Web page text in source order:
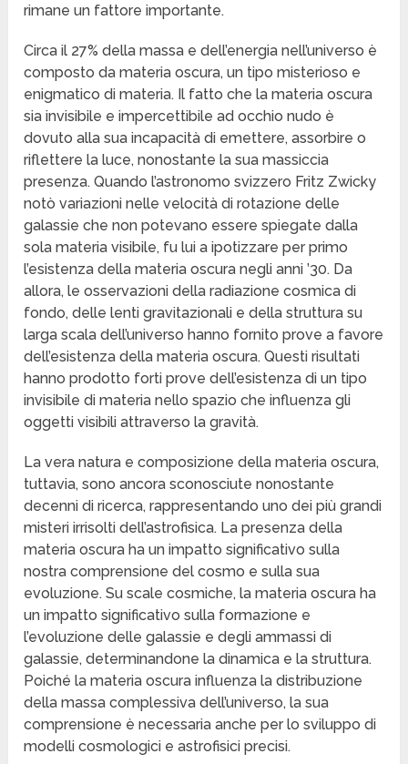
rimane un fattore importante.
Circa il 27% della massa e dell’energia nell’universo è
composto da materia oscura, un tipo misterioso e
enigmatico di materia. Il fatto che la materia oscura
sia invisibile e impercettibile ad occhio nudo è
dovuto alla sua incapacità di emettere, assorbire o
riflettere la luce, nonostante la sua massiccia
presenza. Quando l’astronomo svizzero Fritz Zwicky
notò variazioni nelle velocità di rotazione delle
galassie che non potevano essere spiegate dalla
sola materia visibile, fu lui a ipotizzare per primo
l’esistenza della materia oscura negli anni ’30. Da
allora, le osservazioni della radiazione cosmica di
fondo, delle lenti gravitazionali e della struttura su
larga scala dell’universo hanno fornito prove a favore
dell’esistenza della materia oscura. Questi risultati
hanno prodotto forti prove dell’esistenza di un tipo
invisibile di materia nello spazio che influenza gli
oggetti visibili attraverso la gravità.
La vera natura e composizione della materia oscura,
tuttavia, sono ancora sconosciute nonostante
decenni di ricerca, rappresentando uno dei più grandi
misteri irrisolti dell’astrofisica. La presenza della
materia oscura ha un impatto significativo sulla
nostra comprensione del cosmo e sulla sua
evoluzione. Su scale cosmiche, la materia oscura ha
un impatto significativo sulla formazione e
l’evoluzione delle galassie e degli ammassi di
galassie, determinandone la dinamica e la struttura.
Poiché la materia oscura influenza la distribuzione
della massa complessiva dell’universo, la sua
comprensione è necessaria anche per lo sviluppo di
modelli cosmologici e astrofisici precisi.